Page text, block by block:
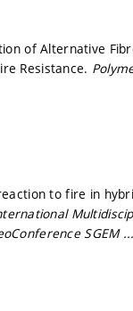
of Alternative
Resistance.
reaction to fire in
SGEM ...